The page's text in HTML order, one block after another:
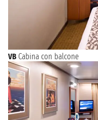
VB Cabina con balcone